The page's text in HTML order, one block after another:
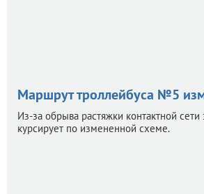
Маршрут троллейбуса №5
Из-за обрыва растяжки контактной сети
курсирует по измененной схеме.